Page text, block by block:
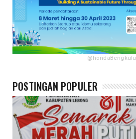
@hondaBengkulu
POSTINGAN POPULER